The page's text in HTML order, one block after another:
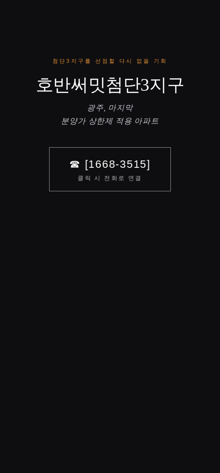
첨단3지구를 선점할 다시 없을 기회
호반써밋첨단3지구
광주, 마지막
분양가 상한제 적용 아파트
☎ [1668-3515]
클릭 시 전화로 연결